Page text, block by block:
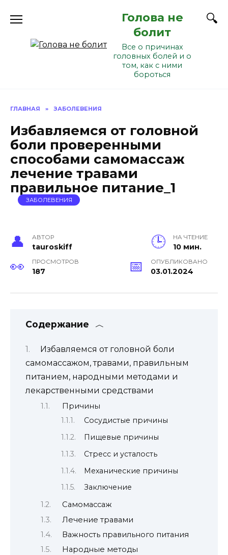
Голова не
болит
Все о причинах
головных болей и о
том, как с ними
бороться
ГЛАВНАЯ » ЗАБОЛЕВЕНИЯ
Избавляемся от головной
боли проверенными
способами самомассаж
лечение травами
правильное питание_1
ЗАБОЛЕВЕНИЯ
АВТОР
tauroskiff
НА ЧТЕНИЕ
10 мин.
ПРОСМОТРОВ
187
ОПУБЛИКОВАНО
03.01.2024
Содержание
Избавляемся от головной боли
самомассажом, травами, правильным
питанием, народными методами и
лекарственными средствами
Причины
Сосудистые причины
Пищевые причины
Стресс и усталость
Механические причины
Заключение
Самомассаж
Лечение травами
Важность правильного питания
Народные методы